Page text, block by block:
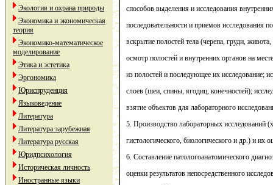
Экология и охрана природы
Экономика и экономическая
теория
Экономико-математическое
моделирование
Этика и эстетика
Эргономика
Юриспруденция
Языковедение
Литература
Литература зарубежная
Литература русская
Юридпсихология
Историческая личность
Иностранные языки
способов выделения и исследования
последовательности и приемов исследования
вскрытие полостей тела (черепа, груди,
осмотр полостей и внутренних органов на
из полостей и последующее их исследование;
слоев (шеи, спины, ягодиц, конечностей);
взятие объектов для лабораторного
5. Производство лабораторных исследований
гистологического, биологического и др.) и их
6. Составление патологоанатомического
оценки результатов непосредственного